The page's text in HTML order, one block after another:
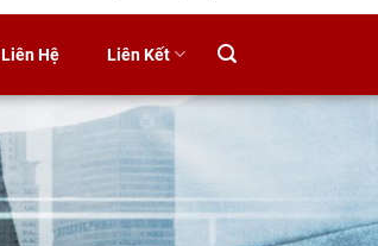
Liên Hệ Liên Kết